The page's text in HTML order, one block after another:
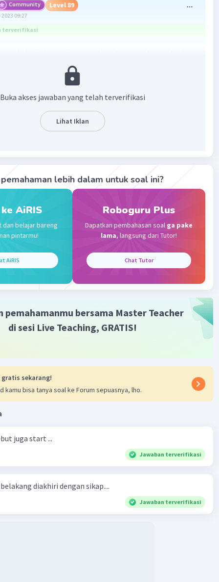
Community Level 89
09:27
terverifikasi
teknik passing.
Level 87
kearah gawang ( shootig at the goal ). Dilihat dari
bagian kaki ke bola, menendang dibedakan menjadi
dengan kaki bagian luar, dan menendang dengan
kaki.
Buka akses jawaban yang telah terverifikasi
Lihat Iklan
lebih dalam untuk soal ini?
AiRIS
dan belajar bareng
pintarmu!
AiRIS
Roboguru Plus
Dapatkan pembahasan soal ga pake
lama, langsung dari Tutor!
Chat Tutor
pemahamanmu bersama Master Teacher
di sesi Live Teaching, GRATIS!
gratis sekarang!
kamu bisa tanya soal ke Forum sepuasnya, lho.
juga start ...
Jawaban terverifikasi
diakhiri dengan sikap....
Jawaban terverifikasi